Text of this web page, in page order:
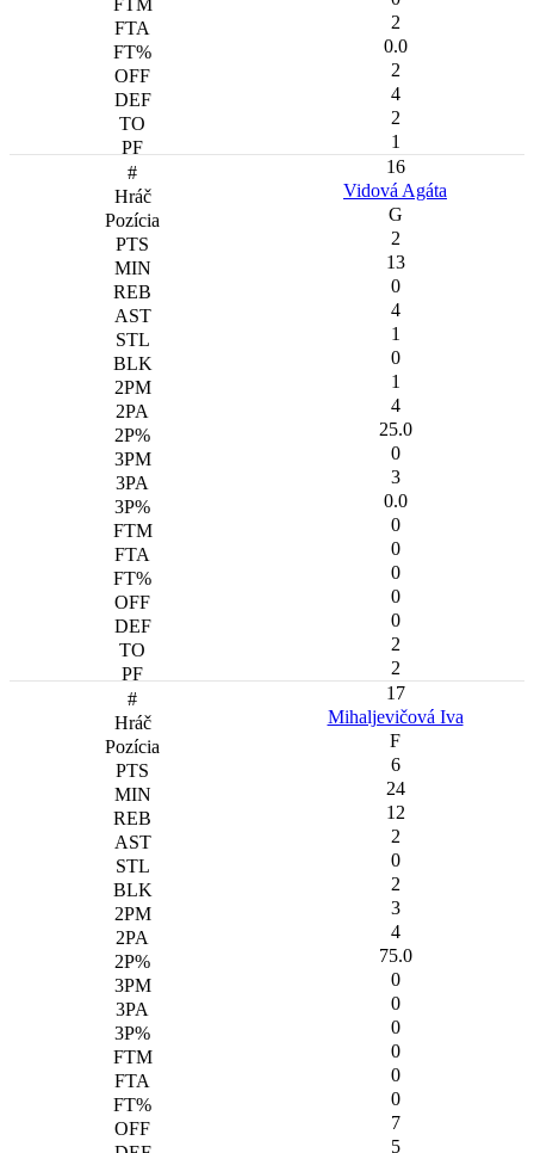
2
0.0
2
4
2
1
16
Vidová Agáta
G
2
13
0
4
1
0
1
4
25.0
0
3
0.0
0
0
0
0
0
2
2
17
Mihaljevičová Iva
F
6
24
12
2
0
2
3
4
75.0
0
0
0
0
0
0
7
5